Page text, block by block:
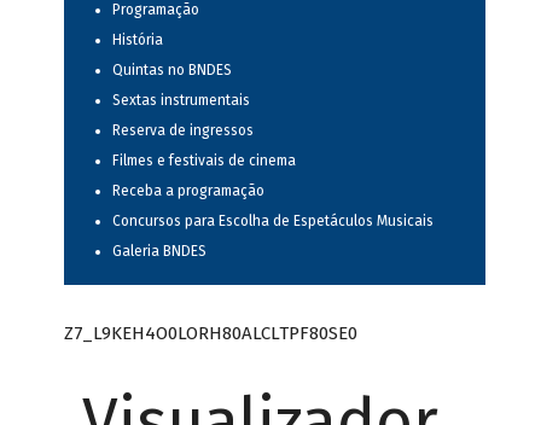
Programação
História
Quintas no BNDES
Sextas instrumentais
Reserva de ingressos
Filmes e festivais de cinema
Receba a programação
Concursos para Escolha de Espetáculos Musicais
Galeria BNDES
Z7_L9KEH4O0LORH80ALCLTPF80SE0